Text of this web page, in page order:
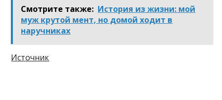
Смотрите также: История из жизни: мой
муж крутой мент, но домой ходит в
наручниках
Источник